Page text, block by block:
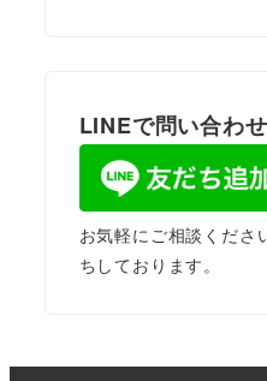
LINEで問い合わせ
お気軽にご相談くださ
ちしております。